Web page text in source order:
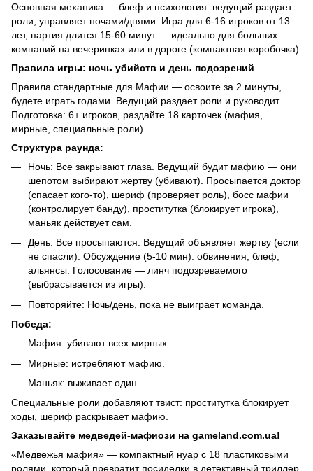
Основная механика — блеф и психология: ведущий раздает
роли, управляет ночами/днями. Игра для 6-16 игроков от 13
лет, партия длится 15-60 минут — идеально для больших
компаний на вечеринках или в дороге (компактная коробочка).
Правила игры: ночь убийств и день подозрений
Правила стандартные для Мафии — освоите за 2 минуты,
будете играть годами. Ведущий раздает роли и руководит.
Подготовка: 6+ игроков, раздайте 18 карточек (мафия,
мирные, специальные роли).
Структура раунда:
Ночь: Все закрывают глаза. Ведущий будит мафию — они
шепотом выбирают жертву (убивают). Просыпается доктор
(спасает кого-то), шериф (проверяет роль), босс мафии
(контролирует банду), проститутка (блокирует игрока),
маньяк действует сам.
День: Все просыпаются. Ведущий объявляет жертву (если
не спасли). Обсуждение (5-10 мин): обвинения, блеф,
альянсы. Голосование — линч подозреваемого
(выбрасывается из игры).
Повторяйте: Ночь/день, пока не выиграет команда.
Победа:
Мафия: убивают всех мирных.
Мирные: истребляют мафию.
Маньяк: выживает один.
Специальные роли добавляют твист: проститутка блокирует
ходы, шериф раскрывает мафию.
Заказывайте медведей-мафиози на gameland.com.ua!
«Медвежья мафия» — компактный нуар с 18 пластиковыми
ролями, который превратит посиделки в детективный триллер